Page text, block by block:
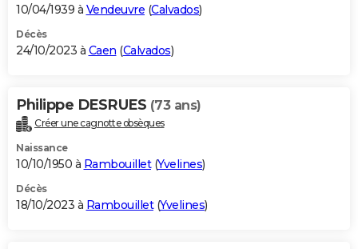
10/04/1939 à Vendeuvre (Calvados)
Décès
24/10/2023 à Caen (Calvados)
Philippe DESRUES (73 ans)
Créer une cagnotte obsèques
Naissance
10/10/1950 à Rambouillet(Yvelines)
Décès
18/10/2023 à Rambouillet(Yvelines)